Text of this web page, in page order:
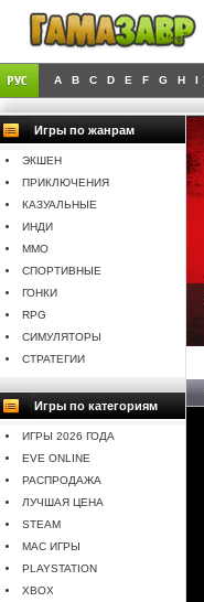
A B C D E F G H I
Игры по жанрам
ЭКШЕН
ПРИКЛЮЧЕНИЯ
КАЗУАЛЬНЫЕ
ИНДИ
MMO
СПОРТИВНЫЕ
ГОНКИ
RPG
СИМУЛЯТОРЫ
СТРАТЕГИИ
Игры по категориям
ИГРЫ 2026 ГОДА
EVE ONLINE
РАСПРОДАЖА
ЛУЧШАЯ ЦЕНА
STEAM
MAC ИГРЫ
PLAYSTATION
XBOX